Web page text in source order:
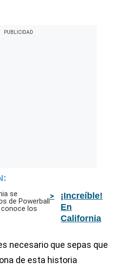
¡Increíble!
En
California
vendieron
dos boletos
de
necesario que sepas que
de esta historia